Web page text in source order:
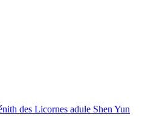
des Licornes adule Shen Yun